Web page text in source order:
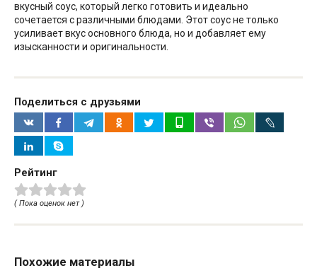
вкусный соус, который легко готовить и идеально
сочетается с различными блюдами. Этот соус не только
усиливает вкус основного блюда, но и добавляет ему
изысканности и оригинальности.
Поделиться с друзьями
Рейтинг
( Пока оценок нет )
Похожие материалы